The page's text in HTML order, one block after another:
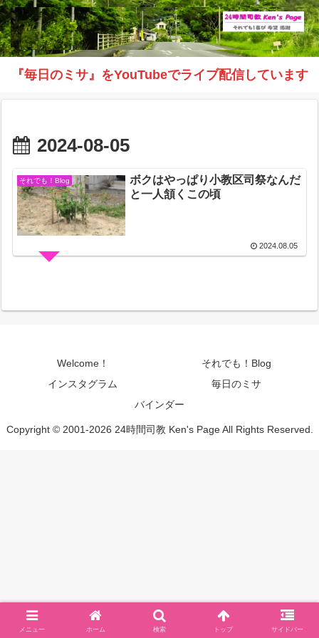
『毎日のミサ』をYouTubeでライブ配信しています
2024-08-05
それでも！Blog
ボクはやっぱり小教区司祭なんだ
と一人頷くこの頃
2024.08.05
Welcome！
それでも！Blog
インスタグラム
毎日のミサ
バインダー
Copyright © 2001-2026 24時間司教 Ken's Page All Rights Reserved.
メニュー ホーム 検索 トップ サイドバー